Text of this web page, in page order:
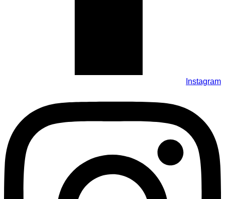
Instagram